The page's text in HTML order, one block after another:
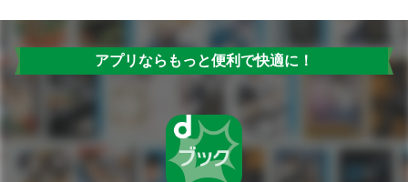
アプリならもっと便利で快適に！